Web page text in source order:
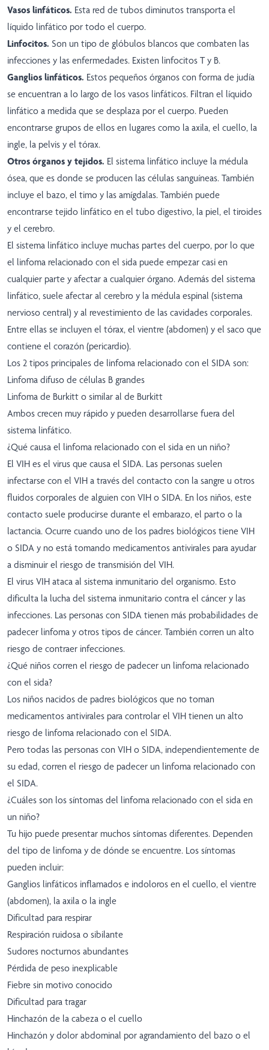
Vasos linfáticos. Esta red de tubos diminutos transporta el
líquido linfático por todo el cuerpo.
Linfocitos. Son un tipo de glóbulos blancos que combaten las
infecciones y las enfermedades. Existen linfocitos T y B.
Ganglios linfáticos. Estos pequeños órganos con forma de judía
se encuentran a lo largo de los vasos linfáticos. Filtran el líquido
linfático a medida que se desplaza por el cuerpo. Pueden
encontrarse grupos de ellos en lugares como la axila, el cuello, la
ingle, la pelvis y el tórax.
Otros órganos y tejidos. El sistema linfático incluye la médula
ósea, que es donde se producen las células sanguíneas. También
incluye el bazo, el timo y las amígdalas. También puede
encontrarse tejido linfático en el tubo digestivo, la piel, el tiroides
y el cerebro.
El sistema linfático incluye muchas partes del cuerpo, por lo que
el linfoma relacionado con el sida puede empezar casi en
cualquier parte y afectar a cualquier órgano. Además del sistema
linfático, suele afectar al cerebro y la médula espinal (sistema
nervioso central) y al revestimiento de las cavidades corporales.
Entre ellas se incluyen el tórax, el vientre (abdomen) y el saco que
contiene el corazón (pericardio).
Los 2 tipos principales de linfoma relacionado con el SIDA son:
Linfoma difuso de células B grandes
Linfoma de Burkitt o similar al de Burkitt
Ambos crecen muy rápido y pueden desarrollarse fuera del
sistema linfático.
¿Qué causa el linfoma relacionado con el sida en un niño?
El VIH es el virus que causa el SIDA. Las personas suelen
infectarse con el VIH a través del contacto con la sangre u otros
fluidos corporales de alguien con VIH o SIDA. En los niños, este
contacto suele producirse durante el embarazo, el parto o la
lactancia. Ocurre cuando uno de los padres biológicos tiene VIH
o SIDA y no está tomando medicamentos antivirales para ayudar
a disminuir el riesgo de transmisión del VIH.
El virus VIH ataca al sistema inmunitario del organismo. Esto
dificulta la lucha del sistema inmunitario contra el cáncer y las
infecciones. Las personas con SIDA tienen más probabilidades de
padecer linfoma y otros tipos de cáncer. También corren un alto
riesgo de contraer infecciones.
¿Qué niños corren el riesgo de padecer un linfoma relacionado
con el sida?
Los niños nacidos de padres biológicos que no toman
medicamentos antivirales para controlar el VIH tienen un alto
riesgo de linfoma relacionado con el SIDA.
Pero todas las personas con VIH o SIDA, independientemente de
su edad, corren el riesgo de padecer un linfoma relacionado con
el SIDA.
¿Cuáles son los síntomas del linfoma relacionado con el sida en
un niño?
Tu hijo puede presentar muchos síntomas diferentes. Dependen
del tipo de linfoma y de dónde se encuentre. Los síntomas
pueden incluir:
Ganglios linfáticos inflamados e indoloros en el cuello, el vientre
(abdomen), la axila o la ingle
Dificultad para respirar
Respiración ruidosa o sibilante
Sudores nocturnos abundantes
Pérdida de peso inexplicable
Fiebre sin motivo conocido
Dificultad para tragar
Hinchazón de la cabeza o el cuello
Hinchazón y dolor abdominal por agrandamiento del bazo o el